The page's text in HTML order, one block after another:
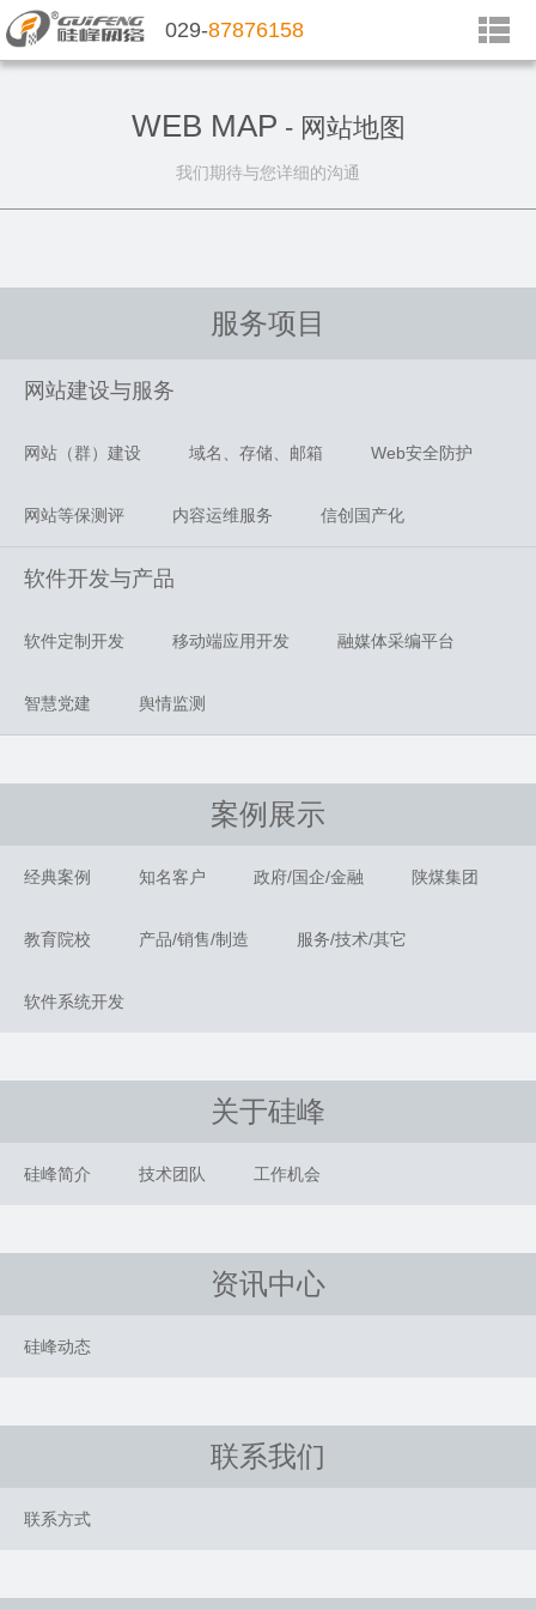
029-87876158
WEB MAP - 网站地图
我们期待与您详细的沟通
服务项目
网站建设与服务
网站（群）建设 域名、存储、邮箱 Web安全防护
网站等保测评 内容运维服务 信创国产化
软件开发与产品
软件定制开发 移动端应用开发 融媒体采编平台
智慧党建 舆情监测
案例展示
经典案例 知名客户 政府/国企/金融 陕煤集团
教育院校 产品/销售/制造 服务/技术/其它
软件系统开发
关于硅峰
硅峰简介 技术团队 工作机会
资讯中心
硅峰动态
联系我们
联系方式